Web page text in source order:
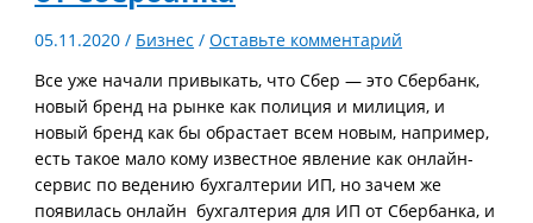
05.11.2020/ Бизнес /Оставьте комментарий
Все уже начали привыкать, что Сбер — это Сбербанк,
новый бренд на рынке как полиция и милиция, и
новый бренд как бы обрастает всем новым, например,
есть такое мало кому известное явление как онлайн-
сервис по ведению бухгалтерии ИП, но зачем же
появилась онлайн бухгалтерия для ИП от Сбербанка, и